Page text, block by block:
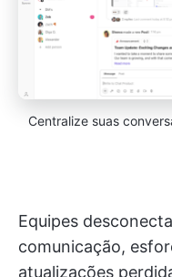
Centralize suas
Equipes
comunicação,
atualizações